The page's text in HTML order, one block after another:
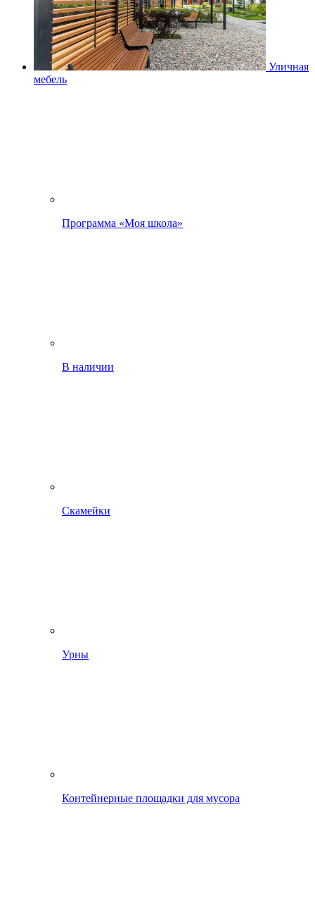
Уличная
мебель
Программа «Моя школа»
В наличии
Скамейки
Урны
Контейнерные площадки для мусора